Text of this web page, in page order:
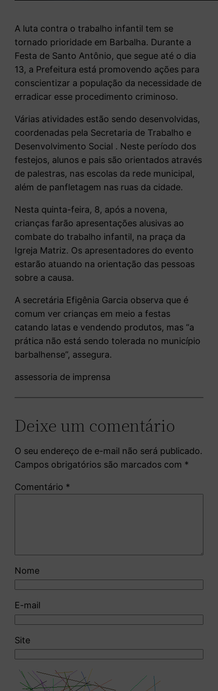
A luta contra o trabalho infantil tem se
tornado prioridade em Barbalha. Durante a
Festa de Santo Antônio, que segue até o dia
13, a Prefeitura está promovendo ações para
conscientizar a população da necessidade de
erradicar esse procedimento criminoso.
Várias atividades estão sendo desenvolvidas,
coordenadas pela Secretaria de Trabalho e
Desenvolvimento Social . Neste período dos
festejos, alunos e pais são orientados através
de palestras, nas escolas da rede municipal,
além de panfletagem nas ruas da cidade.
Nesta quinta-feira, 8, após a novena,
crianças farão apresentações alusivas ao
combate do trabalho infantil, na praça da
Igreja Matriz. Os apresentadores do evento
estarão atuando na orientação das pessoas
sobre a causa.
A secretária Efigênia Garcia observa que é
comum ver crianças em meio a festas
catando latas e vendendo produtos, mas “a
prática não está sendo tolerada no município
barbalhense”, assegura.
assessoria de imprensa
Deixe um comentário
O seu endereço de e-mail não será publicado.
Campos obrigatórios são marcados com *
Comentário *
Nome
E-mail
Site